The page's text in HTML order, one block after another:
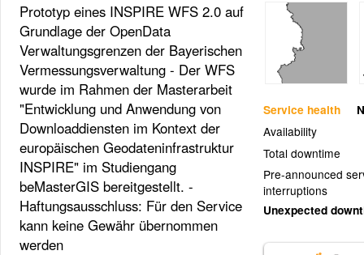
Service health
Availability
Total downtime
Pre-announced
interruptions
Unexpected
Prototyp eines INSPIRE WFS 2.0 auf
Grundlage der OpenData
Verwaltungsgrenzen der Bayerischen
Vermessungsverwaltung - Der WFS
wurde im Rahmen der Masterarbeit
"Entwicklung und Anwendung von
Downloaddiensten im Kontext der
europäischen Geodateninfrastruktur
INSPIRE" im Studiengang
beMasterGIS bereitgestellt. -
Haftungsausschluss: Für den Service
kann keine Gewähr übernommen
werden